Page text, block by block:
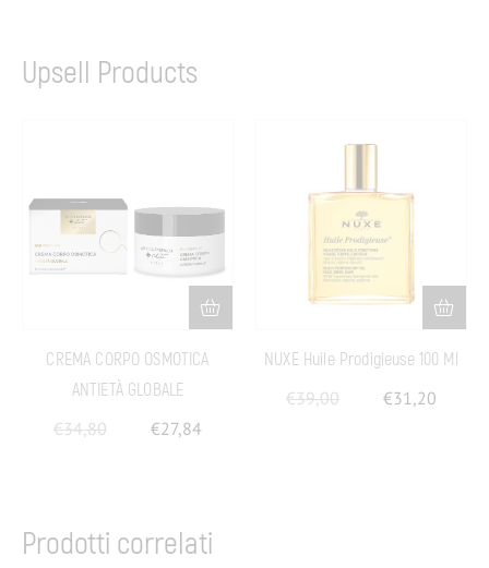
Upsell Products
CREMA CORPO OSMOTICA
ANTIETÀ GLOBALE
€34,80 €27,84
NUXE Huile Prodigieuse 100 Ml
€39,00 €31,20
Prodotti correlati